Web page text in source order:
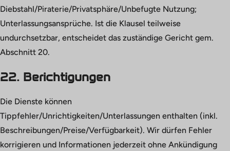
Diebstahl/Piraterie/Privatsphäre/Unbefugte Nutzung;
Unterlassungsansprüche. Ist die Klausel teilweise
undurchsetzbar, entscheidet das zuständige Gericht gem.
Abschnitt 20.
22. Berichtigungen
Die Dienste können
Tippfehler/Unrichtigkeiten/Unterlassungen enthalten (inkl.
Beschreibungen/Preise/Verfügbarkeit). Wir dürfen Fehler
korrigieren und Informationen jederzeit ohne Ankündigung